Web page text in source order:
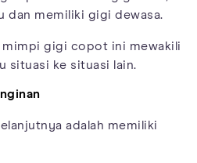
dan memiliki gigi dewasa.
mimpi gigi copot ini mewakili
situasi ke situasi lain.
adalah memiliki